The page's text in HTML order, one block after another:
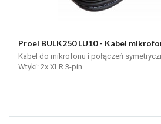
Proel BULK250 LU10 - Kabel
Kabel do mikrofonu i połączeń
Wtyki: 2x XLR 3-pin